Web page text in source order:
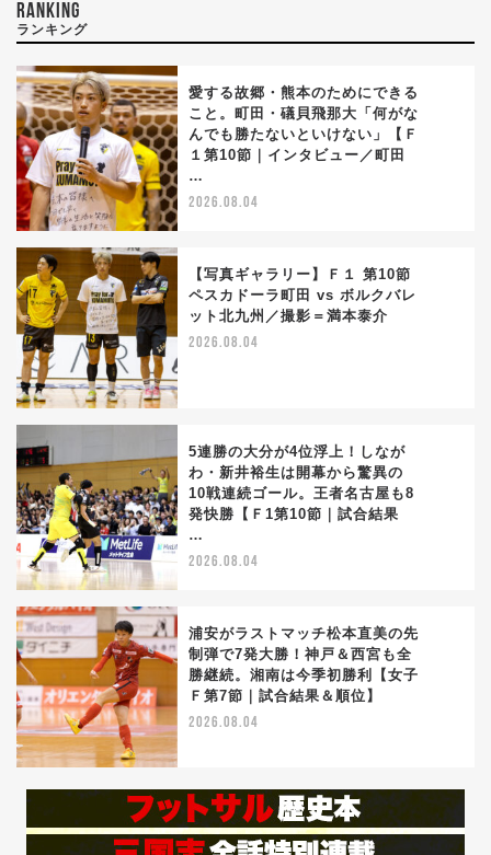
RANKING
ランキング
愛する故郷・熊本のためにできる
こと。町田・礒貝飛那大「何がな
んでも勝たないといけない」【Ｆ
１第10節｜インタビュー／町田
…
2026.08.04
【写真ギャラリー】Ｆ１ 第10節
ペスカドーラ町田 vs ボルクバレ
ット北九州／撮影＝満本泰介
2026.08.04
5連勝の大分が4位浮上！しなが
わ・新井裕生は開幕から驚異の
10戦連続ゴール。王者名古屋も8
発快勝【Ｆ1第10節｜試合結果
…
2026.08.04
浦安がラストマッチ松本直美の先
制弾で7発大勝！神戸＆西宮も全
勝継続。湘南は今季初勝利【女子
Ｆ第7節｜試合結果＆順位】
2026.08.04